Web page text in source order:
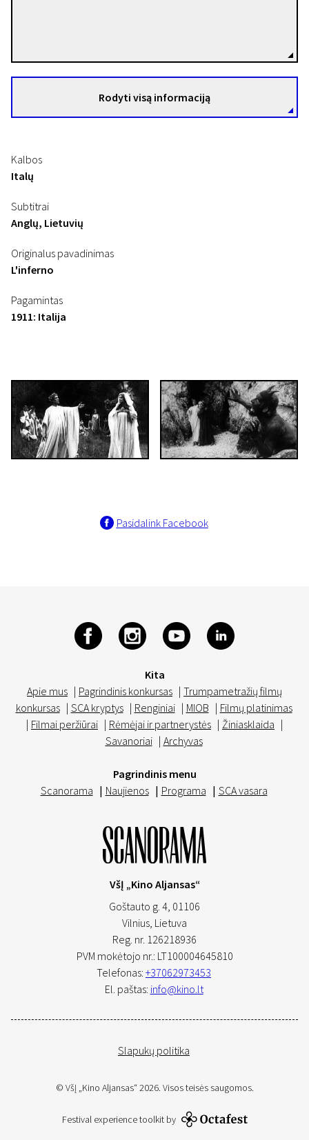
Rodyti visą informaciją
Kalbos
Italų
Subtitrai
Anglų, Lietuvių
Originalus pavadinimas
L'inferno
Pagamintas
1911: Italija
Pasidalink Facebook
Kita
Apie mus | Pagrindinis konkursas | Trumpametražių filmų
konkursas | SCA kryptys | Renginiai | MIOB | Filmų platinimas
| Filmai peržiūrai | Rėmėjai ir partnerystės | Žiniasklaida |
Savanoriai | Archyvas
Pagrindinis menu
Scanorama | Naujienos | Programa | SCA vasara
VšĮ „Kino Aljansas“
Goštauto g. 4, 01106
Vilnius, Lietuva
Reg. nr. 126218936
PVM mokėtojo nr.: LT100004645810
Telefonas: +37062973453
El. paštas: info@kino.lt
Slapukų politika
© VšĮ „Kino Aljansas“ 2026. Visos teisės saugomos.
Festival experience toolkit by